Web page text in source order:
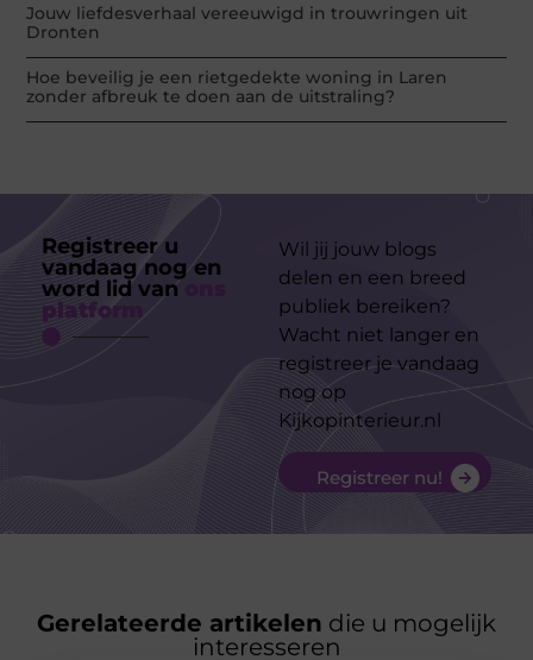
Jouw liefdesverhaal vereeuwigd in trouwringen uit
Dronten
Hoe beveilig je een rietgedekte woning in Laren
zonder afbreuk te doen aan de uitstraling?
Registreer u
vandaag nog en
word lid van
platform
Wil jij jouw blogs
delen en een breed
publiek bereiken?
Wacht niet langer en
registreer je vandaag
nog op
Kijkopinterieur.nl
Registreer nu!
Gerelateerde artikelen die u mogelijk
interesseren